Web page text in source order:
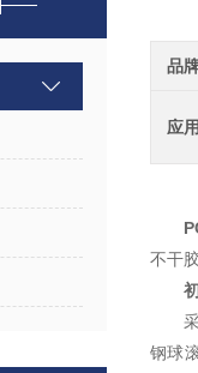
品
应
不干
钢球